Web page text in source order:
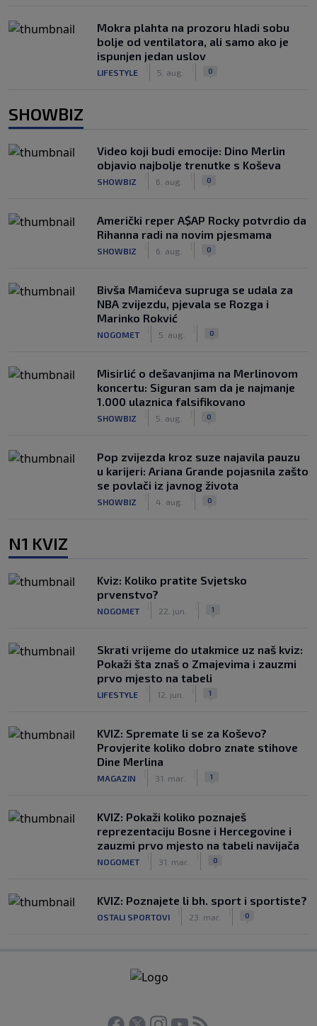
Mokra plahta na prozoru hladi sobu
bolje od ventilatora, ali samo ako je
ispunjen jedan uslov
LIFESTYLE 5. aug. 0
SHOWBIZ
Video koji budi emocije: Dino Merlin
objavio najbolje trenutke s Koševa
SHOWBIZ 6. aug. 0
Američki reper A$AP Rocky potvrdio da
Rihanna radi na novim pjesmama
SHOWBIZ 6. aug. 0
Bivša Mamićeva supruga se udala za
NBA zvijezdu, pjevala se Rozga i
Marinko Rokvić
NOGOMET 5. aug. 0
Misirlić o dešavanjima na Merlinovom
koncertu: Siguran sam da je najmanje
1.000 ulaznica falsifikovano
SHOWBIZ 5. aug. 0
Pop zvijezda kroz suze najavila pauzu
u karijeri: Ariana Grande pojasnila zašto
se povlači iz javnog života
SHOWBIZ 4. aug. 0
N1 KVIZ
Kviz: Koliko pratite Svjetsko
prvenstvo?
NOGOMET 22. jun. 1
Skrati vrijeme do utakmice uz naš kviz:
Pokaži šta znaš o Zmajevima i zauzmi
prvo mjesto na tabeli
LIFESTYLE 12. jun. 1
KVIZ: Spremate li se za Koševo?
Provjerite koliko dobro znate stihove
Dine Merlina
MAGAZIN 31. mar. 1
KVIZ: Pokaži koliko poznaješ
reprezentaciju Bosne i Hercegovine i
zauzmi prvo mjesto na tabeli navijača
NOGOMET 31. mar. 0
KVIZ: Poznajete li bh. sport i sportiste?
OSTALI SPORTOVI 23. mar. 0